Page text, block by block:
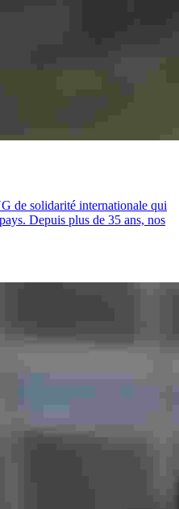
de solidarité internationale qui
Depuis plus de 35 ans, nos